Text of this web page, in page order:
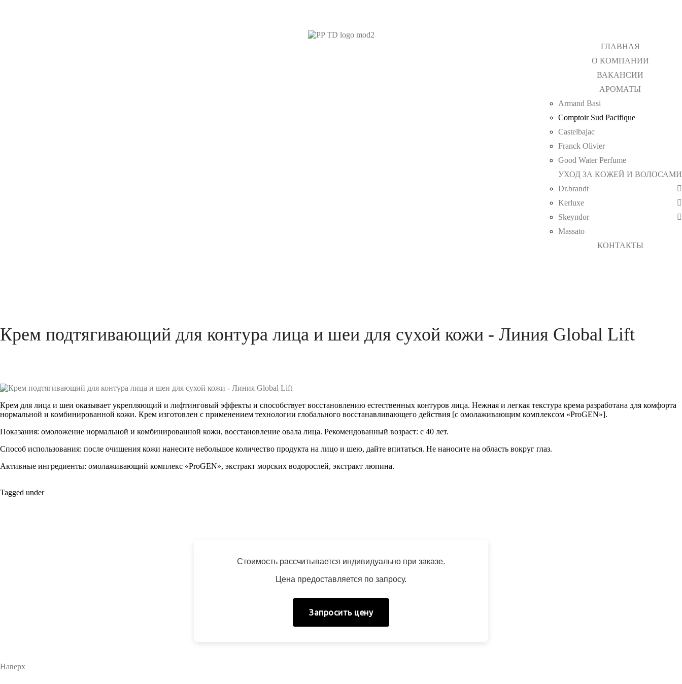
ГЛАВНАЯ
О КОМПАНИИ
ВАКАНСИИ
АРОМАТЫ
Armand Basi
Comptoir Sud Pacifique
Castelbajac
Franck Olivier
Good Water Perfume
УХОД ЗА КОЖЕЙ И ВОЛОСАМИ
Dr.brandt
Kerluxe
Skeyndor
Massato
КОНТАКТЫ
Крем подтягивающий для контура лица и шеи для сухой кожи - Линия Global Lift
Крем для лица и шеи оказывает укрепляющий и лифтинговый эффекты и способствует восстановлению естественных контуров лица. Нежная и легкая текстура крема разработана для комфорта
нормальной и комбинированной кожи. Крем изготовлен с применением технологии глобального восстанавливающего действия [с омолаживающим комплексом «ProGEN»].
Показания: омоложение нормальной и комбинированной кожи, восстановление овала лица. Рекомендованный возраст: с 40 лет.
Способ использования: после очищения кожи нанесите небольшое количество продукта на лицо и шею, дайте впитаться. Не наносите на область вокруг глаз.
Активные ингредиенты: омолаживающий комплекс «ProGEN», экстракт морских водорослей, экстракт люпина.
Tagged under
Стоимость рассчитывается индивидуально при заказе.
Цена предоставляется по запросу.
Запросить цену
Наверх